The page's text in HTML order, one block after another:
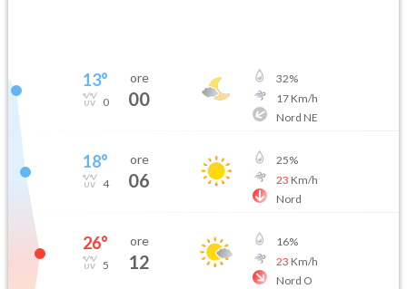
13°
0
ore
00
32%
17Km/h
Nord NE
18°
4
ore
06
25%
23 Km/h
Nord
26°
5
ore
12
16%
23 Km/h
Nord O